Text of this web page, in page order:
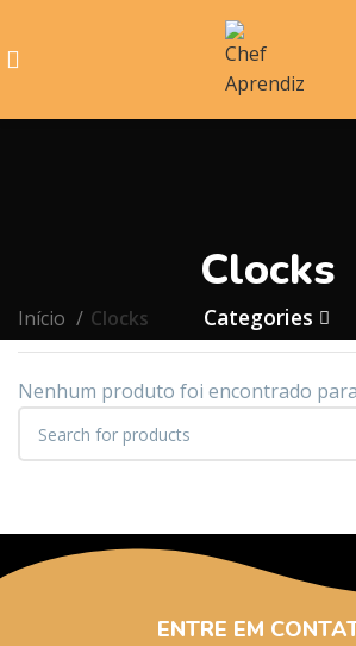
Clocks
Categories
Início Clocks
Nenhum produto foi encontrado
ENTRE EM